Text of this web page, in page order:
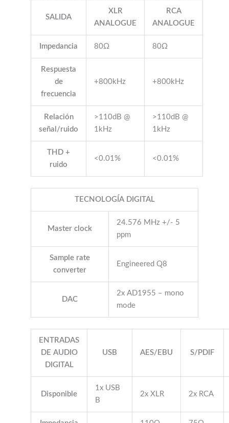
SALIDA
XLR
ANALOGUE
RCA
ANALOGUE
Impedancia 80Ω 80Ω
Respuesta
de
frecuencia
+800kHz +800kHz
Relación
señal/ruido
>110dB @
1kHz
>110dB @
1kHz
THD +
ruido
<0.01% <0.01%
TECNOLOGÍA DIGITAL
Master clock
24.576 MHz +/- 5
ppm
Sample rate
converter
Engineered Q8
DAC
2x AD1955 – mono
mode
ENTRADAS
DE AUDIO
DIGITAL
USB AES/EBU S/PDIF
Disponible
1x USB
B
2x XLR 2x RCA